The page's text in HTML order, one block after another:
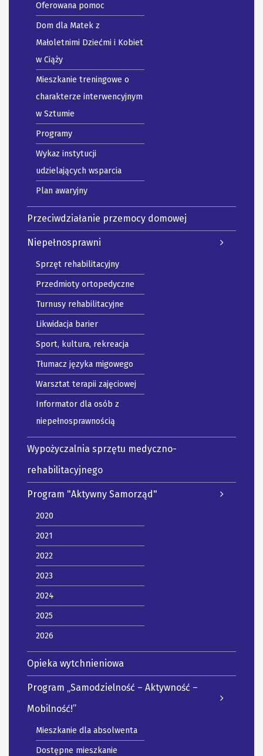
Oferowana pomoc
Dom dla Matek z
Małoletnimi Dziećmi i Kobiet
w Ciąży
Mieszkanie treningowe o
charakterze interwencyjnym
w Sztumie
Programy
Wykaz instytucji
udzielających wsparcia
Plan awaryjny
Przeciwdziałanie przemocy domowej
Niepełnosprawni
Sprzęt rehabilitacyjny
Przedmioty ortopedyczne
Turnusy rehabilitacyjne
Likwidacja barier
Sport, kultura, rekreacja
Tłumacz języka migowego
Warsztat terapii zajęciowej
Informator dla osób z
niepełnosprawnością
Wypożyczalnia sprzętu medyczno-
rehabilitacyjnego
Program "Aktywny Samorząd"
2020
2021
2022
2023
2024
2025
2026
Opieka wytchnieniowa
Program „Samodzielność – Aktywność –
Mobilność!”
Mieszkanie dla absolwenta
Dostępne mieszkanie